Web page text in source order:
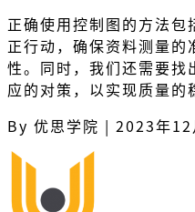
正确使用控制图的方法
正行动，确保资料测量的
性。同时，我们还需要找
应的对策，以实现质量的
By 优思学院 | 2023年12